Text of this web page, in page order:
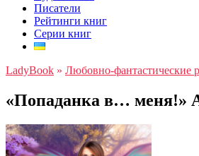
Писатели
Рейтинги книг
Серии книг
LadyBook » Любовно-фантастические
«Попаданка в… меня!»